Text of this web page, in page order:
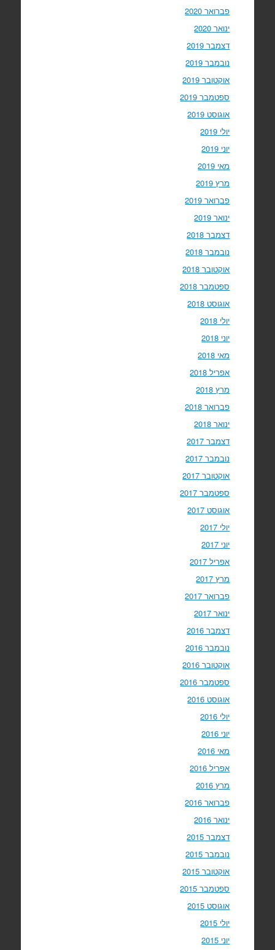
פברואר 2020
ינואר 2020
דצמבר 2019
נובמבר 2019
אוקטובר 2019
ספטמבר 2019
אוגוסט 2019
יולי 2019
יוני 2019
מאי 2019
מרץ 2019
פברואר 2019
ינואר 2019
דצמבר 2018
נובמבר 2018
אוקטובר 2018
ספטמבר 2018
אוגוסט 2018
יולי 2018
יוני 2018
מאי 2018
אפריל 2018
מרץ 2018
פברואר 2018
ינואר 2018
דצמבר 2017
נובמבר 2017
אוקטובר 2017
ספטמבר 2017
אוגוסט 2017
יולי 2017
יוני 2017
אפריל 2017
מרץ 2017
פברואר 2017
ינואר 2017
דצמבר 2016
נובמבר 2016
אוקטובר 2016
ספטמבר 2016
אוגוסט 2016
יולי 2016
יוני 2016
מאי 2016
אפריל 2016
מרץ 2016
פברואר 2016
ינואר 2016
דצמבר 2015
נובמבר 2015
אוקטובר 2015
ספטמבר 2015
אוגוסט 2015
יולי 2015
יוני 2015